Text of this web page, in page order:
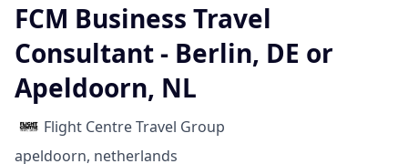
FCM Business Travel
Consultant - Berlin, DE or
Apeldoorn, NL
Flight Centre Travel Group
apeldoorn, netherlands